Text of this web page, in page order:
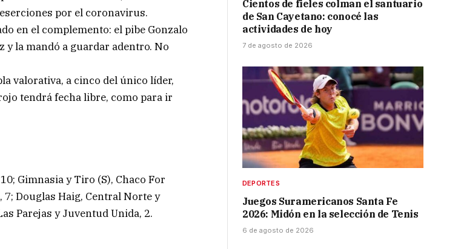
por el coronavirus.
en el complemento: el pibe Gonzalo
y la mandó a guardar adentro. No
valorativa, a cinco del único líder,
tendrá fecha libre, como para ir
Gimnasia y Tiro (S), Chaco For
7; Douglas Haig, Central Norte y
Parejas y Juventud Unida, 2.
Cientos de fieles colman el santuario
de San Cayetano: conocé las
actividades de hoy
7 de agosto de 2026
DEPORTES
Juegos Suramericanos Santa Fe
2026: Midón en la selección de Tenis
6 de agosto de 2026